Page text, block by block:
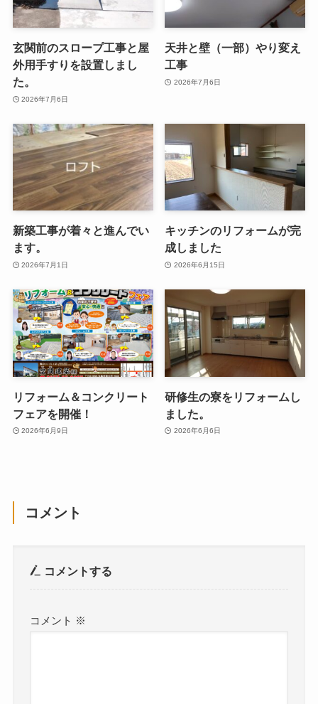
玄関前のスロープ工事と屋
外用手すりを設置しまし
た。
2026年7月6日
天井と壁（一部）やり変え
工事
2026年7月6日
新築工事が着々と進んでい
ます。
2026年7月1日
キッチンのリフォームが完
成しました
2026年6月15日
リフォーム＆コンクリート
フェアを開催！
2026年6月9日
研修生の寮をリフォームし
ました。
2026年6月6日
コメント
コメントする
コメント ※